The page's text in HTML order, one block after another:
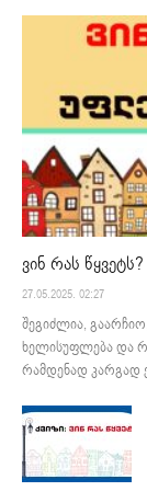
ვინ რას
27.05.2025. 02:27
შეგიძლია,
ხელისუფლება და
რამდენად კარგად